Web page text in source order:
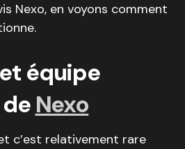
Nexo, en voyons comment
équipe
Nexo
c’est relativement rare